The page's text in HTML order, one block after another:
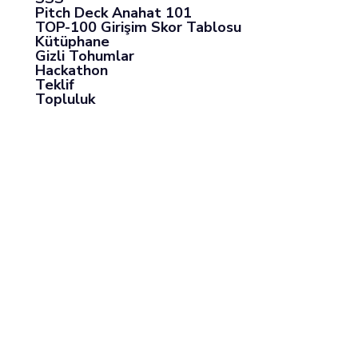
Pitch Deck Anahat 101
TOP-100 Girişim Skor Tablosu
Kütüphane
Gizli Tohumlar
Hackathon
Teklif
Topluluk